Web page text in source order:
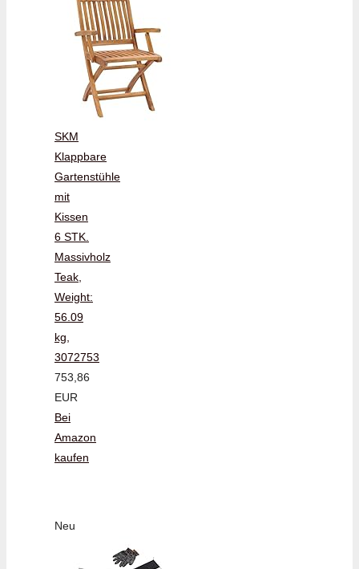
SKM
Klappbare
Gartenstühle
mit
Kissen
6 STK.
Massivholz
Teak,
Weight:
56.09
kg,
3072753
753,86
EUR
Bei
Amazon
kaufen
Neu